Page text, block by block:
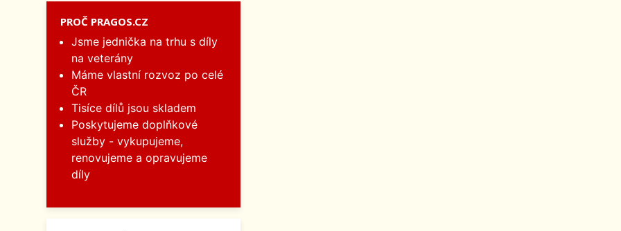
PROČ PRAGOS.CZ
Jsme jednička na trhu s díly
na veterány
Máme vlastní rozvoz po celé
ČR
Tisíce dílů jsou skladem
Poskytujeme doplňkové
služby - vykupujeme,
renovujeme a opravujeme
díly